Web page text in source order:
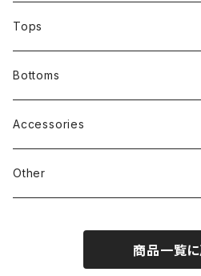
Tops
Bottoms
Accessories
Other
商品一覧